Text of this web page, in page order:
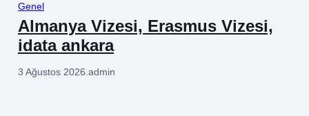
Genel
Almanya Vizesi, Erasmus Vizesi,
idata ankara
3 Ağustos 2026.admin